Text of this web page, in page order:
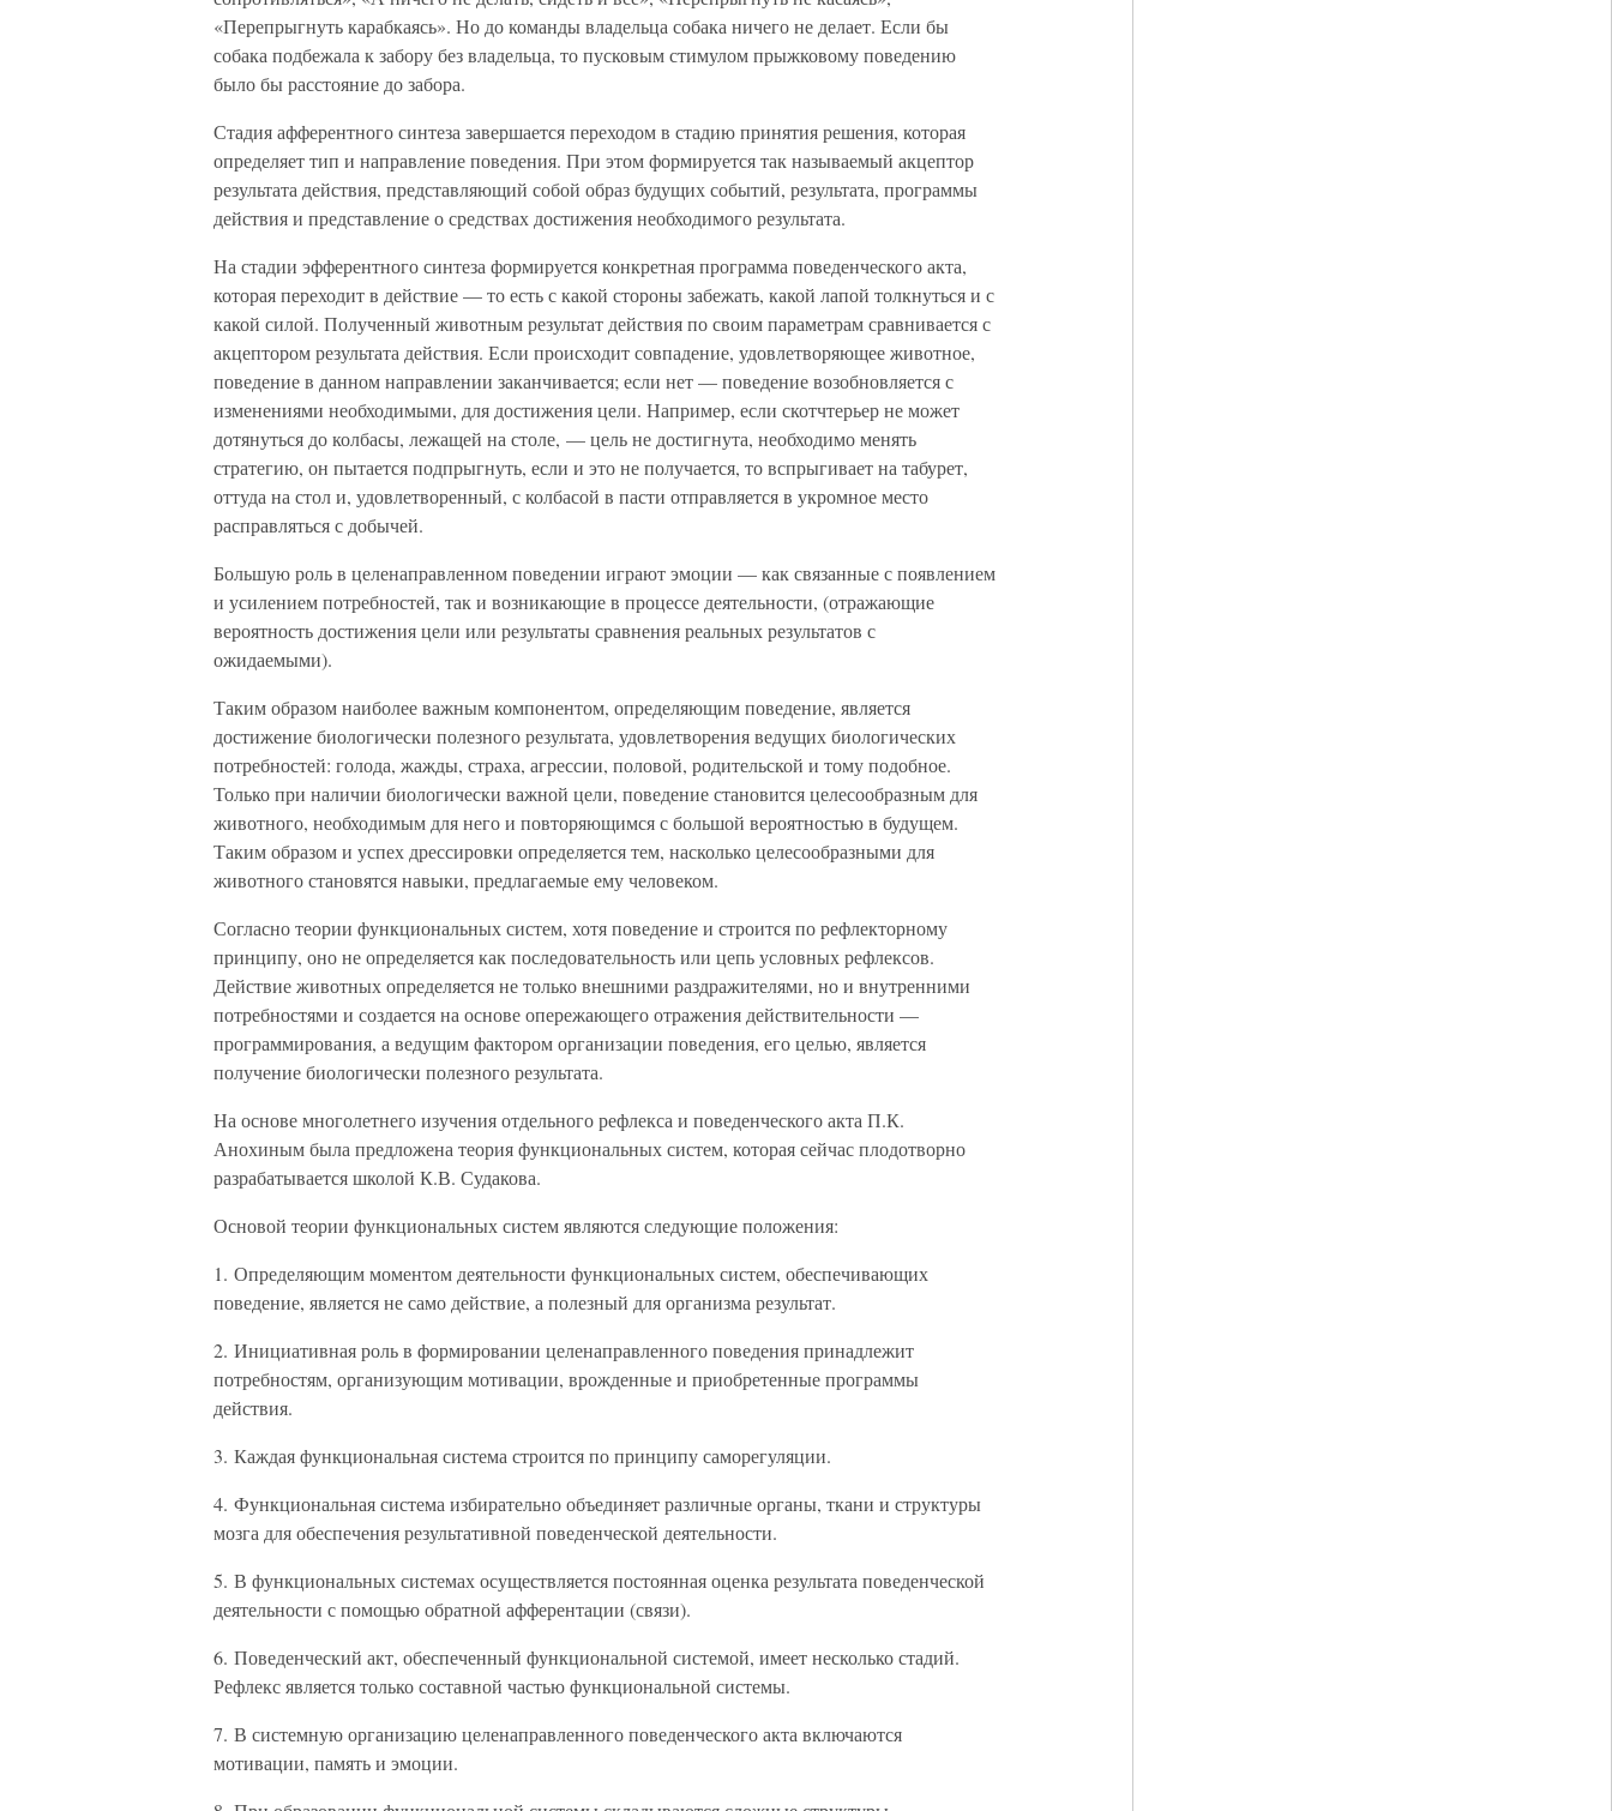
«Перепрыгнуть карабкаясь». Но до команды владельца собака ничего не делает. Если бы
собака подбежала к забору без владельца, то пусковым стимулом прыжковому поведению
было бы расстояние до забора.
Стадия афферентного синтеза завершается переходом в стадию принятия решения, которая
определяет тип и направление поведения. При этом формируется так называемый акцептор
результата действия, представляющий собой образ будущих событий, результата, программы
действия и представление о средствах достижения необходимого результата.
На стадии эфферентного синтеза формируется конкретная программа поведенческого акта,
которая переходит в действие — то есть с какой стороны забежать, какой лапой толкнуться и с
какой силой. Полученный животным результат действия по своим параметрам сравнивается с
акцептором результата действия. Если происходит совпадение, удовлетворяющее животное,
поведение в данном направлении заканчивается; если нет — поведение возобновляется с
изменениями необходимыми, для достижения цели. Например, если скотчтерьер не может
дотянуться до колбасы, лежащей на столе, — цель не достигнута, необходимо менять
стратегию, он пытается подпрыгнуть, если и это не получается, то вспрыгивает на табурет,
оттуда на стол и, удовлетворенный, с колбасой в пасти отправляется в укромное место
расправляться с добычей.
Большую роль в целенаправленном поведении играют эмоции — как связанные с появлением
и усилением потребностей, так и возникающие в процессе деятельности, (отражающие
вероятность достижения цели или результаты сравнения реальных результатов с
ожидаемыми).
Таким образом наиболее важным компонентом, определяющим поведение, является
достижение биологически полезного результата, удовлетворения ведущих биологических
потребностей: голода, жажды, страха, агрессии, половой, родительской и тому подобное.
Только при наличии биологически важной цели, поведение становится целесообразным для
животного, необходимым для него и повторяющимся с большой вероятностью в будущем.
Таким образом и успех дрессировки определяется тем, насколько целесообразными для
животного становятся навыки, предлагаемые ему человеком.
Согласно теории функциональных систем, хотя поведение и строится по рефлекторному
принципу, оно не определяется как последовательность или цепь условных рефлексов.
Действие животных определяется не только внешними раздражителями, но и внутренними
потребностями и создается на основе опережающего отражения действительности —
программирования, а ведущим фактором организации поведения, его целью, является
получение биологически полезного результата.
На основе многолетнего изучения отдельного рефлекса и поведенческого акта П.К.
Анохиным была предложена теория функциональных систем, которая сейчас плодотворно
разрабатывается школой К.В. Судакова.
Основой теории функциональных систем являются следующие положения:
1. Определяющим моментом деятельности функциональных систем, обеспечивающих
поведение, является не само действие, а полезный для организма результат.
2. Инициативная роль в формировании целенаправленного поведения принадлежит
потребностям, организующим мотивации, врожденные и приобретенные программы
действия.
3. Каждая функциональная система строится по принципу саморегуляции.
4. Функциональная система избирательно объединяет различные органы, ткани и структуры
мозга для обеспечения результативной поведенческой деятельности.
5. В функциональных системах осуществляется постоянная оценка результата поведенческой
деятельности с помощью обратной афферентации (связи).
6. Поведенческий акт, обеспеченный функциональной системой, имеет несколько стадий.
Рефлекс является только составной частью функциональной системы.
7. В системную организацию целенаправленного поведенческого акта включаются
мотивации, память и эмоции.